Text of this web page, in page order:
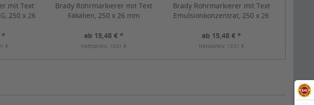
mit Text
250 x 26
*
€
Brady Rohrmarkierer mit Text
Fäkalien, 250 x 26 mm
ab 15,48 € *
Nettopreis: 13,01 €
Brady Rohrmarkierer mit Text
Emulsionkonzentrat, 250 x 26
ab 15,48 € *
Nettopreis: 13,01 €